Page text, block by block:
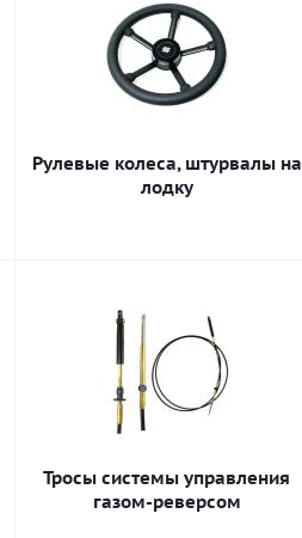
Рулевые колеса, штурвалы на
лодку
Тросы системы управления
газом-реверсом